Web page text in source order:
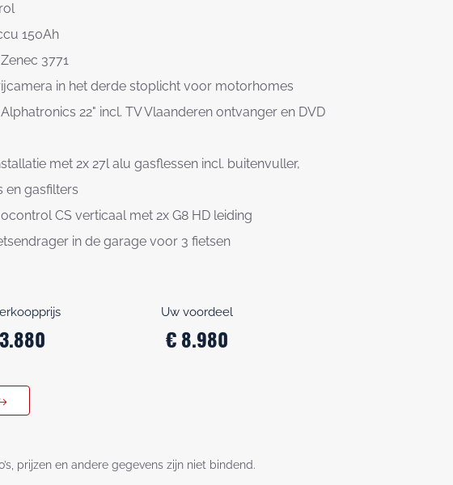
150Ah
3771
in het derde stoplicht voor motorhomes
22" incl. TV Vlaanderen ontvanger en DVD
met 2x 27l alu gasflessen incl. buitenvuller,
en gasfilters
CS verticaal met 2x G8 HD leiding
in de garage voor 3 fietsen
Uw voordeel
€ 8.980
prijzen en andere gegevens zijn niet bindend.